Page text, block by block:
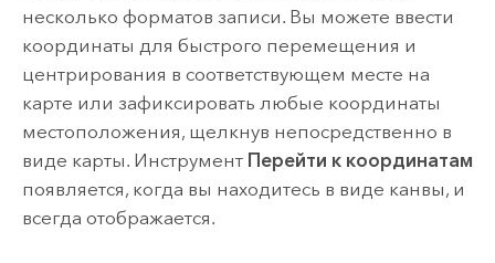
несколько форматов записи. Вы можете ввести
координаты для быстрого перемещения и
центрирования в соответствующем месте на
карте или зафиксировать любые координаты
местоположения, щелкнув непосредственно в
виде карты. Инструмент Перейти к координатам
появляется, когда вы находитесь в виде канвы, и
всегда отображается.